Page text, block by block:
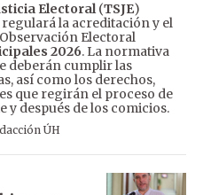
Electoral(TSJE)
la acreditación y el
Electoral
2026. La normativa
deberán cumplir las
así como los derechos,
que regirán el proceso de
y después de los comicios.
ÚH